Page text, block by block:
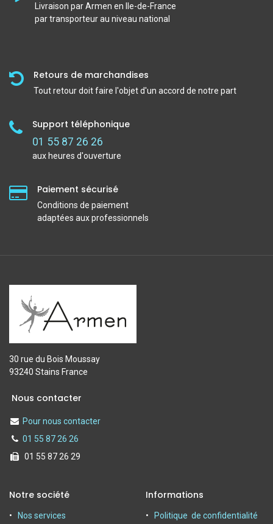
Livraison par Armen en Ile-de-France
par transporteur au niveau national
Retours de marchandises
Tout retour doit faire l'objet d'un accord de notre part
Support téléphonique
01 55 87 26 26
aux heures d'ouverture
Paiement sécurisé
Conditions de paiement
adaptées aux professionnels
30 rue du Bois Moussay
93240 Stains France
Nous contacter
Pour nous contacter
01 55 87 26 26
01 55 87 26 29
Notre société
Nos services
Informations
Politique de confidentialité